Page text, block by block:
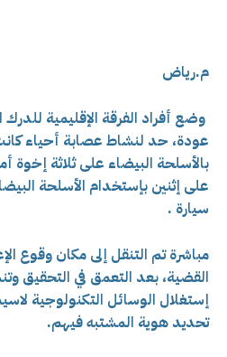
م.رياض
وضع أفراد الفرقة الإقليمية
عودة، حد لنشاط عصابة أحياء
بالأسلحة البيضاء على ثلاثة إخوة
على إثنين بإستخدام الأسلحة
سيارة .
مباشرة تم التنقل إلى مكان وقوع
القضية، بعد التعمق في التحقيق
إستغلال الوسائل التكنولوجية
تحديد هوية المشتبه فيهم.